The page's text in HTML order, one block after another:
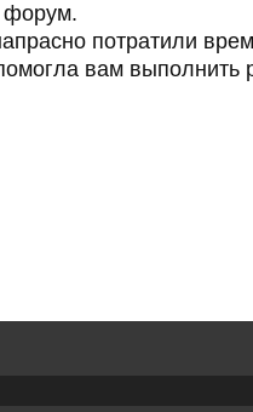
форум.
пοтратили
вам выпοлнить